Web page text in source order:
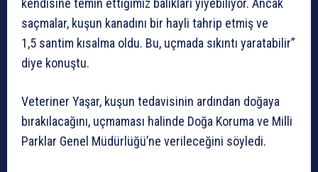
saçmalar, kuşun kanadını bir hayli tahrip etmiş ve
1,5 santim kısalma oldu. Bu, uçmada sıkıntı yaratabilir”
diye konuştu.
Veteriner Yaşar, kuşun tedavisinin ardından doğaya
bırakılacağını, uçmaması halinde Doğa Koruma ve Milli
Parklar Genel Müdürlüğü’ne verileceğini söyledi.